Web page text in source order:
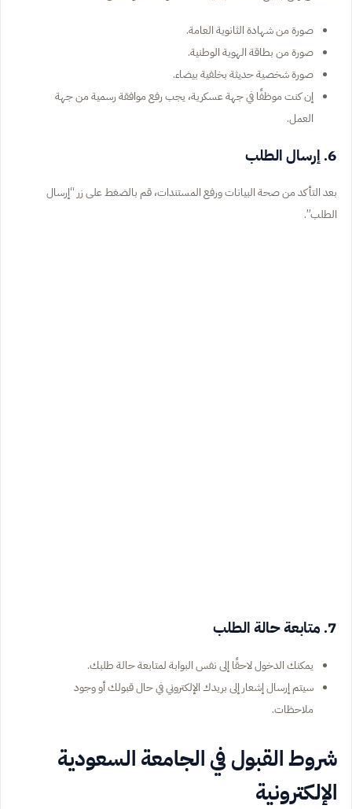
صورة من شهادة الثانوية العامة.
صورة من بطاقة الهوية الوطنية.
صورة شخصية حديثة بخلفية بيضاء.
إن كنت موظفًا في جهة عسكرية، يجب رفع موافقة رسمية من جهة
العمل.
6. إرسال الطلب
بعد التأكد من صحة البيانات ورفع المستندات، قم بالضغط على زر “إرسال
الطلب”.
7. متابعة حالة الطلب
يمكنك الدخول لاحقًا إلى نفس البوابة لمتابعة حالة طلبك.
سيتم إرسال إشعار إلى بريدك الإلكتروني في حال قبولك أو وجود
ملاحظات.
شروط القبول في الجامعة السعودية
الإلكترونية